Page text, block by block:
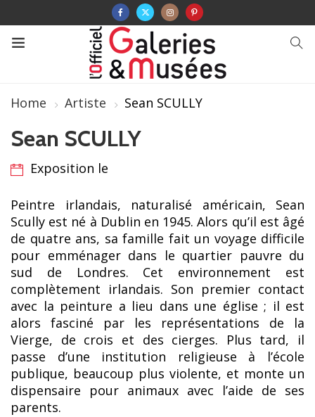
Home Artiste Sean SCULLY
Sean SCULLY
Exposition le
Peintre irlandais, naturalisé américain, Sean
Scully est né à Dublin en 1945. Alors qu’il est âgé
de quatre ans, sa famille fait un voyage difficile
pour emménager dans le quartier pauvre du
sud de Londres. Cet environnement est
complètement irlandais. Son premier contact
avec la peinture a lieu dans une église ; il est
alors fasciné par les représentations de la
Vierge, de crois et des cierges. Plus tard, il
passe d’une institution religieuse à l’école
publique, beaucoup plus violente, et monte un
dispensaire pour animaux avec l’aide de ses
parents.